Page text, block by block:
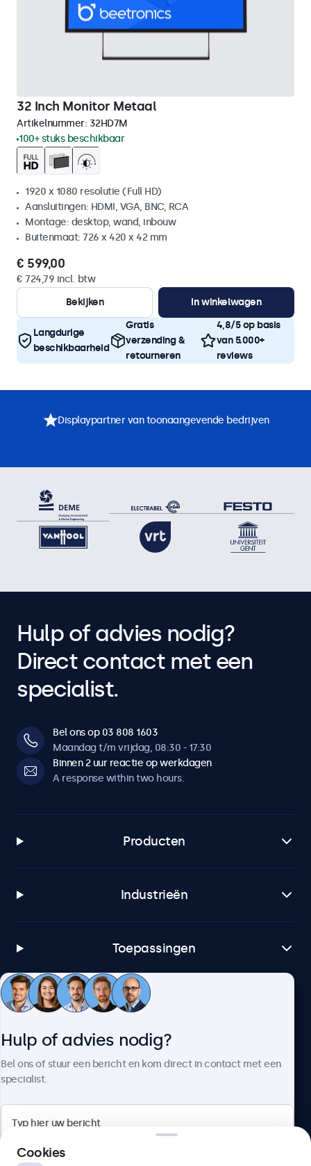
32 Inch Monitor Metaal
Artikelnummer: 32HD7M
100+ stuks beschikbaar
1920 x 1080 resolutie (Full HD)
Aansluitingen: HDMI, VGA, BNC, RCA
Montage: desktop, wand, inbouw
Buitenmaat: 726 x 420 x 42 mm
€ 599,00
€ 724,79 incl. btw
Bekijken
In winkelwagen
Langdurige
beschikbaarheid
Gratis
verzending &
retourneren
4,8/5 op basis
van 5.000+
reviews
Displaypartner van toonaangevende bedrijven
Hulp of advies nodig?
Direct contact met een
specialist.
Bel ons op 03 808 1603
Maandag t/m vrijdag, 08:30 - 17:30
Binnen 2 uur reactie op werkdagen
A response within two hours.
Producten
Industrieën
Toepassingen
Klantenservice
Hulp of advies nodig?
Bel ons of stuur een bericht en kom direct in contact met een
specialist.
Cookies